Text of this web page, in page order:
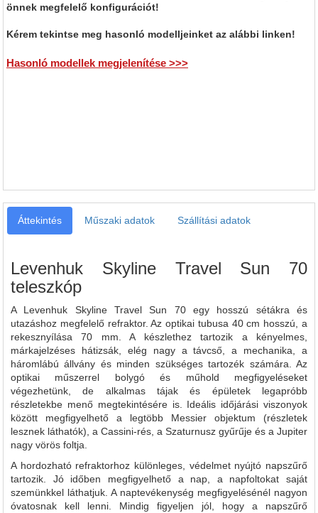
önnek megfelelő konfigurációt!
Kérem tekintse meg hasonló modelljeinket az alábbi linken!
Hasonló modellek megjelenítése >>>
Áttekintés Műszaki adatok Szállítási adatok
Levenhuk Skyline Travel Sun 70
teleszkóp
A Levenhuk Skyline Travel Sun 70 egy hosszú sétákra és
utazáshoz megfelelő refraktor. Az optikai tubusa 40 cm hosszú, a
rekesznyílása 70 mm. A készlethez tartozik a kényelmes,
márkajelzéses hátizsák, elég nagy a távcső, a mechanika, a
háromlábú állvány és minden szükséges tartozék számára. Az
optikai műszerrel bolygó és műhold megfigyeléseket
végezhetünk, de alkalmas tájak és épületek legapróbb
részletekbe menő megtekintésére is. Ideális időjárási viszonyok
között megfigyelhető a legtöbb Messier objektum (részletek
lesznek láthatók), a Cassini-rés, a Szaturnusz gyűrűje és a Jupiter
nagy vörös foltja.
A hordozható refraktorhoz különleges, védelmet nyújtó napszűrő
tartozik. Jó időben megfigyelhető a nap, a napfoltokat saját
szemünkkel láthatjuk. A naptevékenység megfigyelésénél nagyon
óvatosnak kell lenni. Mindig figyeljen jól, hogy a napszűrő